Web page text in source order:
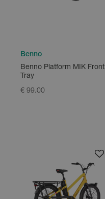
Benno
Benno Platform MIK Front
Tray
€ 99.00